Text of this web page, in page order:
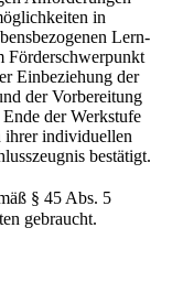
in
Lern-
Förderschwerpunkt
Einbeziehung der
der Vorbereitung
der Werkstufe
ihrer individuellen
bestätigt.
§ 45 Abs. 5
gebraucht.